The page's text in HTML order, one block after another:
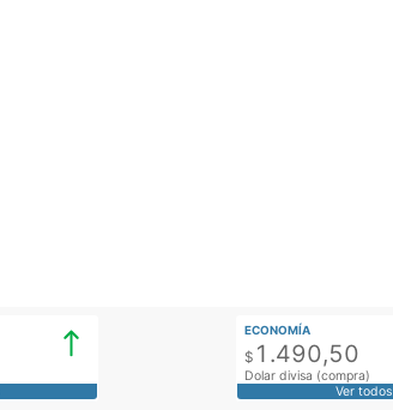
ECONOMÍA
$ 1.490,50
Dolar divisa (compra)
Ver todos